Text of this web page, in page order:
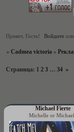
Привет, Гость! Войдитеили
» Cadmea victoria »
Страница: 1 2 3 … 34 »
Michael Fierte
Michelle or